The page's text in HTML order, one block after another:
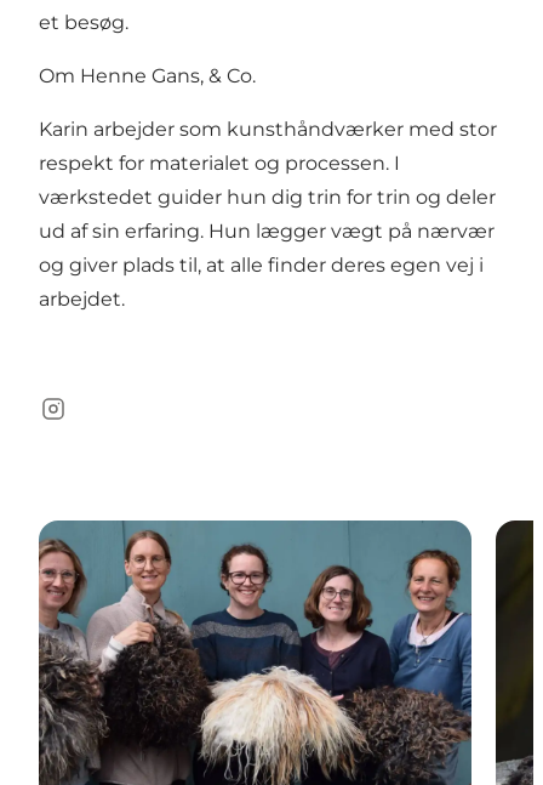
et besøg.
Om Henne Gans, & Co.
Karin arbejder som kunsthåndværker med stor
respekt for materialet og processen. I
værkstedet guider hun dig trin for trin og deler
ud af sin erfaring. Hun lægger vægt på nærvær
og giver plads til, at alle finder deres egen vej i
arbejdet.
Instagram